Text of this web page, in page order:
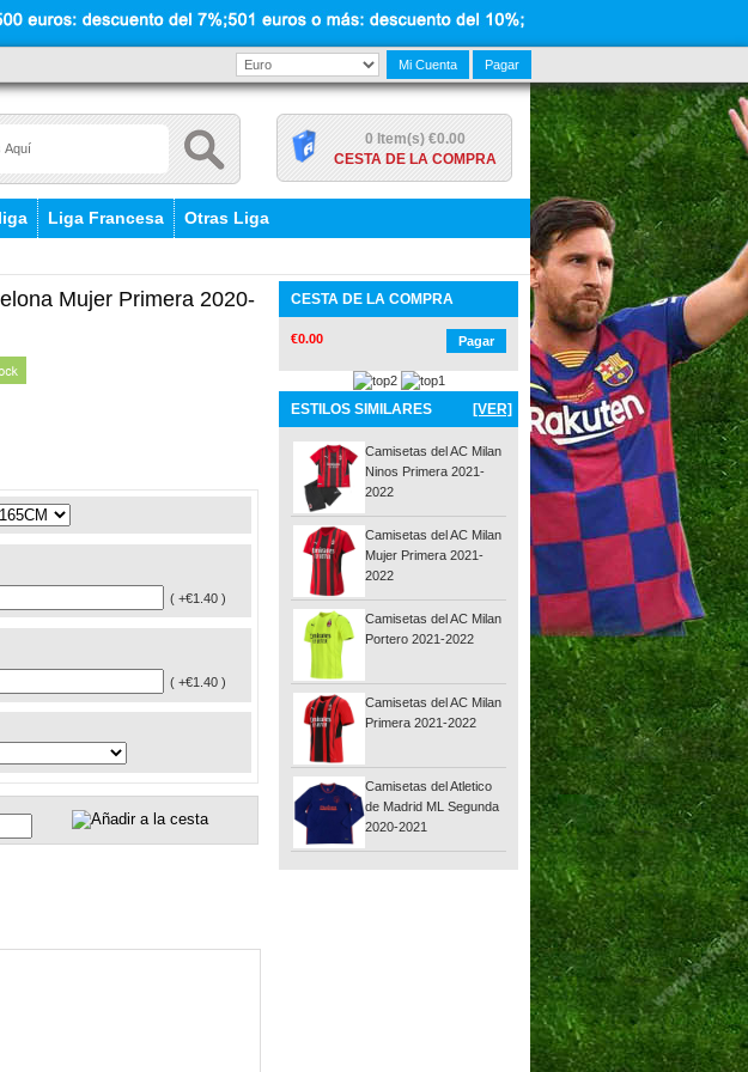
Pagar
Mi Cuenta
0 Item(s) €0.00
CESTA DE LA COMPRA
Liga Francesa Otras Liga
Mujer Primera 2020-
( +€1.40 )
( +€1.40 )
CESTA DE LA COMPRA
€0.00 Pagar
ESTILOS SIMILARES [VER]
Camisetas del AC Milan
Ninos Primera 2021-
2022
Camisetas del AC Milan
Mujer Primera 2021-
2022
Camisetas del AC Milan
Portero 2021-2022
Camisetas del AC Milan
Primera 2021-2022
Camisetas del Atletico
de Madrid ML Segunda
2020-2021